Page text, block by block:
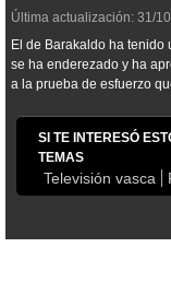
Última actualización: 31/
El de Barakaldo ha
se ha enderezado y ha
a la prueba de esfuerzo
SI TE INTERESÓ
TEMAS
Televisión vasca